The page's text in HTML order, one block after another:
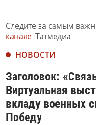
Следите за самым
канале Татмедиа
НОВОСТИ
Заголовок:
Виртуальная
вкладу военных
Победу